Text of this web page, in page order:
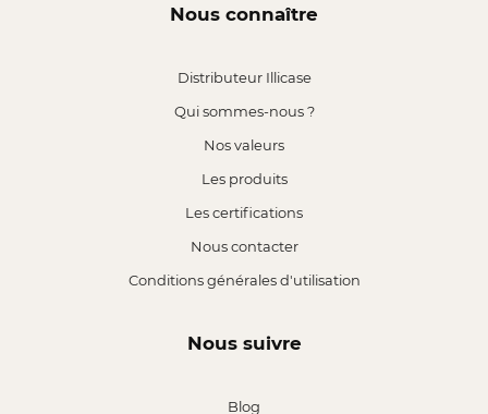
Nous connaître
Distributeur Illicase
Qui sommes-nous ?
Nos valeurs
Les produits
Les certifications
Nous contacter
Conditions générales d'utilisation
Nous suivre
Blog